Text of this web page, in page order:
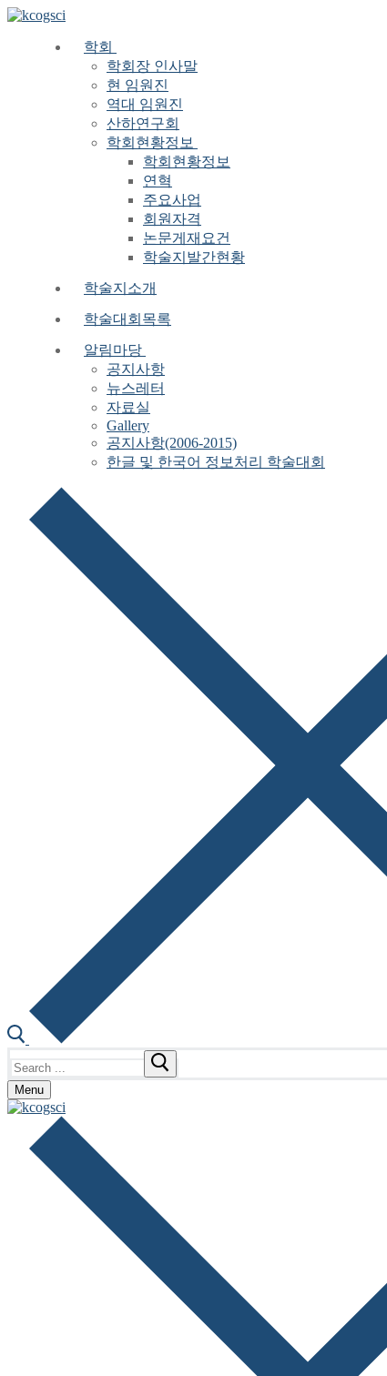
Skip
Menu
Close
학회
학회장 인사말
현 임원진
역대 임원진
산하연구회
학회현황정보
학회현황정보
연혁
주요사업
회원자격
논문게재요건
학술지발간현황
학술지소개
학술대회목록
알림마당
공지사항
뉴스레터
자료실
Gallery
공지사항(2006-2015)
한글 및 한국어 정보처리 학술대회
for:
Menu